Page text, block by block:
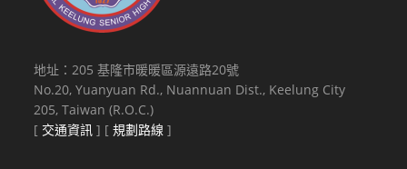
地址：205 基隆市暖暖區源遠路20號
No.20, Yuanyuan Rd., Nuannuan Dist., Keelung City
205, Taiwan (R.O.C.)
[ 交通資訊 ] [規劃路線 ]